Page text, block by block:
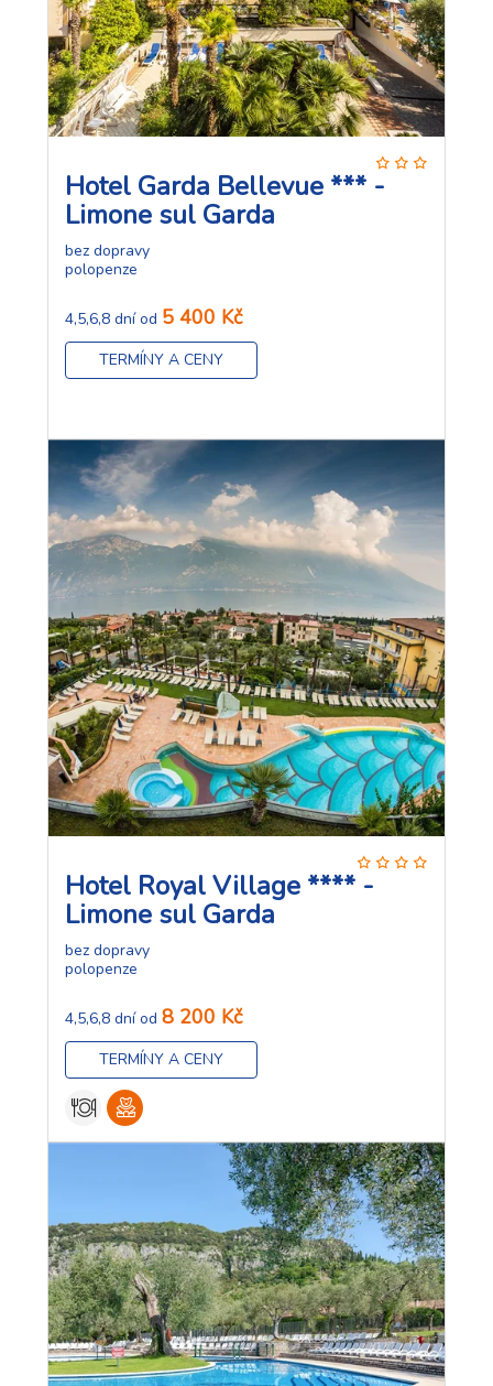
Hotel Garda Bellevue *** -
Limone sul Garda
bez dopravy
polopenze
4,5,6,8 dní od 5 400 Kč
TERMÍNY A CENY
Hotel Royal Village **** -
Limone sul Garda
bez dopravy
polopenze
4,5,6,8 dní od 8 200 Kč
TERMÍNY A CENY